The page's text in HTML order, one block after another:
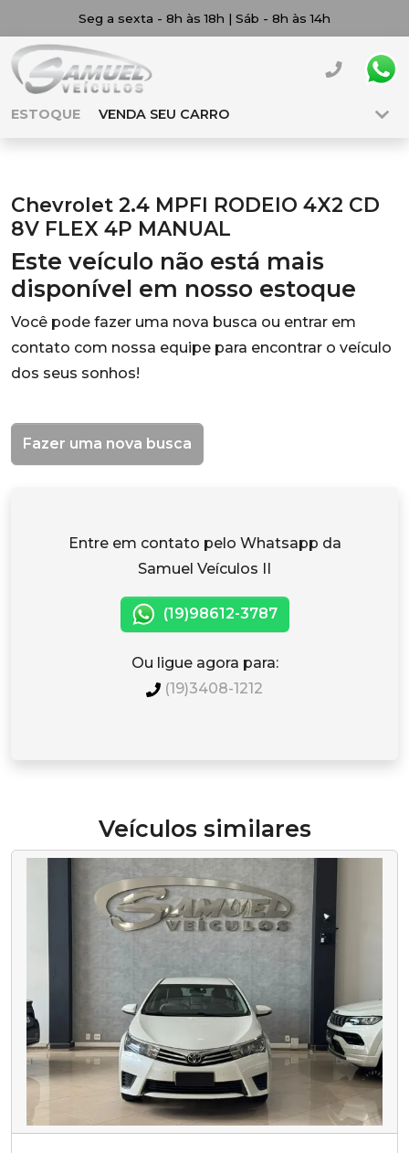
Seg a sexta - 8h às 18h | Sáb - 8h às 14h
ESTOQUE VENDA SEU CARRO
Chevrolet 2.4 MPFI RODEIO 4X2 CD
8V FLEX 4P MANUAL
Este veículo não está mais
disponível em nosso estoque
Você pode fazer uma nova busca ou entrar em
contato com nossa equipe para encontrar o veículo
dos seus sonhos!
Fazer uma nova busca
Entre em contato pelo Whatsapp da
Samuel Veículos II
(19)98612-3787
Ou ligue agora para:
(19)3408-1212
Veículos similares